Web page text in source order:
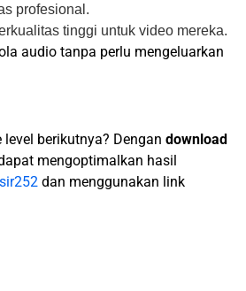
profesional.
tinggi untuk video mereka.
audio tanpa perlu mengeluarkan
berikutnya? Dengan download
mengoptimalkan hasil
dan menggunakan link